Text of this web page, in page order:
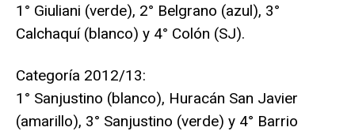
1° Giuliani (verde), 2° Belgrano (azul), 3°
Calchaquí (blanco) y 4° Colón (SJ).
Categoría 2012/13:
1° Sanjustino (blanco), Huracán San Javier
(amarillo), 3° Sanjustino (verde) y 4° Barrio